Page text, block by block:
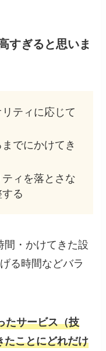
すぎると思いま
ティに応じて
でにかけてき
ィを落とさな
る
間・かけてきた設
る時間などバラ
たサービス（技
たことにどれだけ